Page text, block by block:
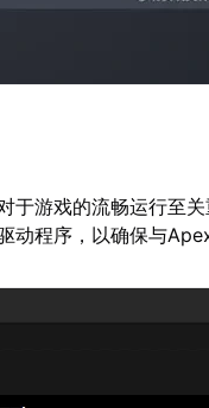
于游戏的流畅运行至
动程序，以确保与